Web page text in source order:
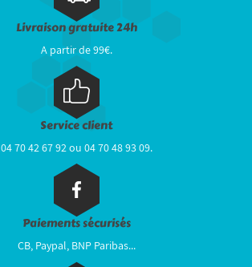
Livraison gratuite 24h
A partir de 99€.
Service client
04 70 42 67 92 ou 04 70 48 93 09.
Paiements sécurisés
CB, Paypal, BNP Paribas...